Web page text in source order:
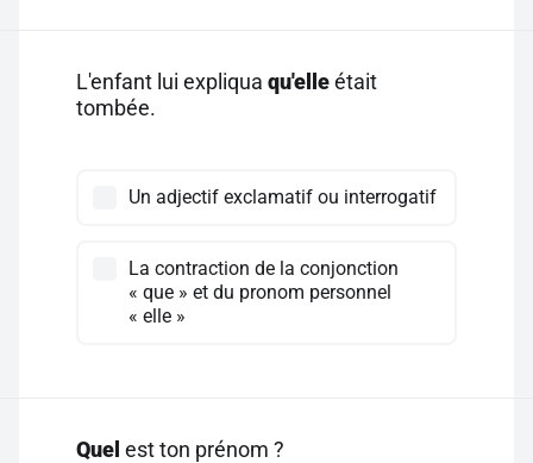
L'enfant lui expliqua qu'elleétait
tombée.
Un adjectif exclamatif ou interrogatif
La contraction de la conjonction
« que » et du pronom personnel
« elle »
Quel est ton prénom ?